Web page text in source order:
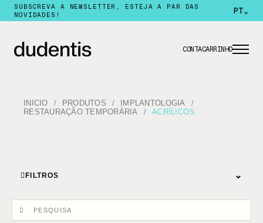
SUBSCREVA A NEWSLETTER, ESTEJA A PAR DAS
NOVIDADES!
PT⌄
CONTACARRINHO
INICIO PRODUTOS
IMPLANTOLOGIA
RESTAURAÇÃO TEMPORÁRIA
ACRÍLICOS
FILTROS ⌄